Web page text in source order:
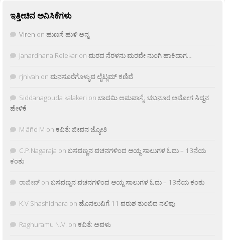
ಇತ್ತೀಚಿನ ಅನಿಸಿಕೆಗಳು
Viren on ಹುಣಸೆ ಹುಳಿ ಅನ್ನ
Janardhana Relekar on ಮರದ ನೆರಳನು ಮರವೇ ನುಂಗಿ ಹಾಕಿದಾಗ…
rjnivah on ಮನಸೂರೆಗೊಳ್ಳುವ ಲೈಟ್ಲಮ್ ಕಣಿವೆ
Siddanagouda kalakeri on ಬಾದಮಿ ಅಮವಾಸ್ಯೆ: ಚಬನೂರ ಅಮೋಗ ಸಿದ್ದನ
ಹೇಳಿಕೆ
M âñd M on ಕವಿತೆ: ಜೀವನ ಜ್ಯೋತಿ
C.P.Nagaraja on ಬಸವಣ್ಣನ ವಚನಗಳಿಂದ ಆಯ್ದ ಸಾಲುಗಳ ಓದು – 13ನೆಯ
ಕಂತು
ರಾಜೀವ್ on ಬಸವಣ್ಣನ ವಚನಗಳಿಂದ ಆಯ್ದ ಸಾಲುಗಳ ಓದು – 13ನೆಯ ಕಂತು
K.V Shashidhara on ಹೊನಲುವಿಗೆ 11 ವರುಶ ತುಂಬಿದ ನಲಿವು
Raghuramu N.V. on ಕವಿತೆ: ಅವಳು